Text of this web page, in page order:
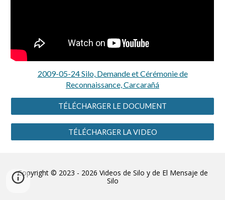
2009-05-24 Silo, Demande et Cérémonie de
Reconnaissance, Carcarañá
TÉLÉCHARGER LE DOCUMENT
TÉLÉCHARGER LA VIDEO
Copyright © 2023 - 2026 Videos de Silo y de El Mensaje de
Silo